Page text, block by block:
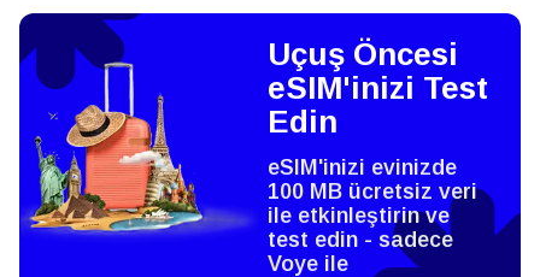
Uçuş Öncesi
eSIM'inizi Test
Edin
eSIM'inizi evinizde
100 MB ücretsiz veri
ile etkinleştirin ve
test edin - sadece
Voye ile